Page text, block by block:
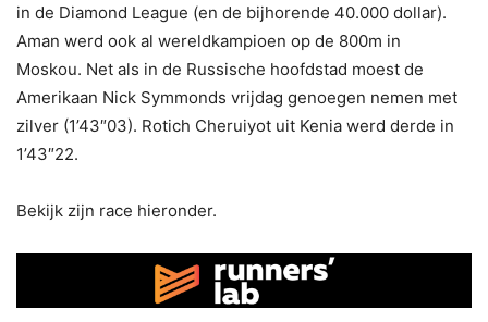
in de Diamond League (en de bijhorende 40.000 dollar).
Aman werd ook al wereldkampioen op de 800m in
Moskou. Net als in de Russische hoofdstad moest de
Amerikaan Nick Symmonds vrijdag genoegen nemen met
zilver (1’43″03). Rotich Cheruiyot uit Kenia werd derde in
1’43″22.
Bekijk zijn race hieronder.